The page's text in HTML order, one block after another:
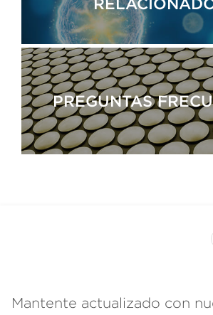
PREGUNTAS
Mantente actualizado con